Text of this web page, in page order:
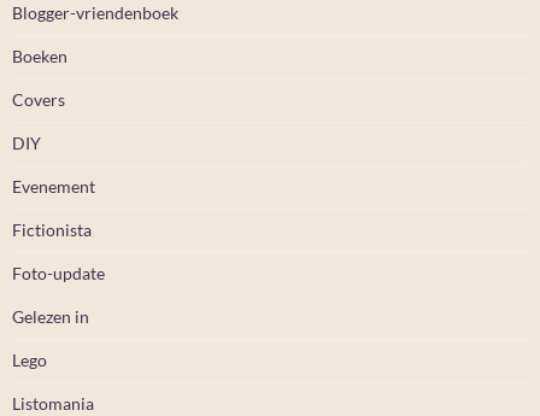
Blogger-vriendenboek
Boeken
Covers
DIY
Evenement
Fictionista
Foto-update
Gelezen in
Lego
Listomania